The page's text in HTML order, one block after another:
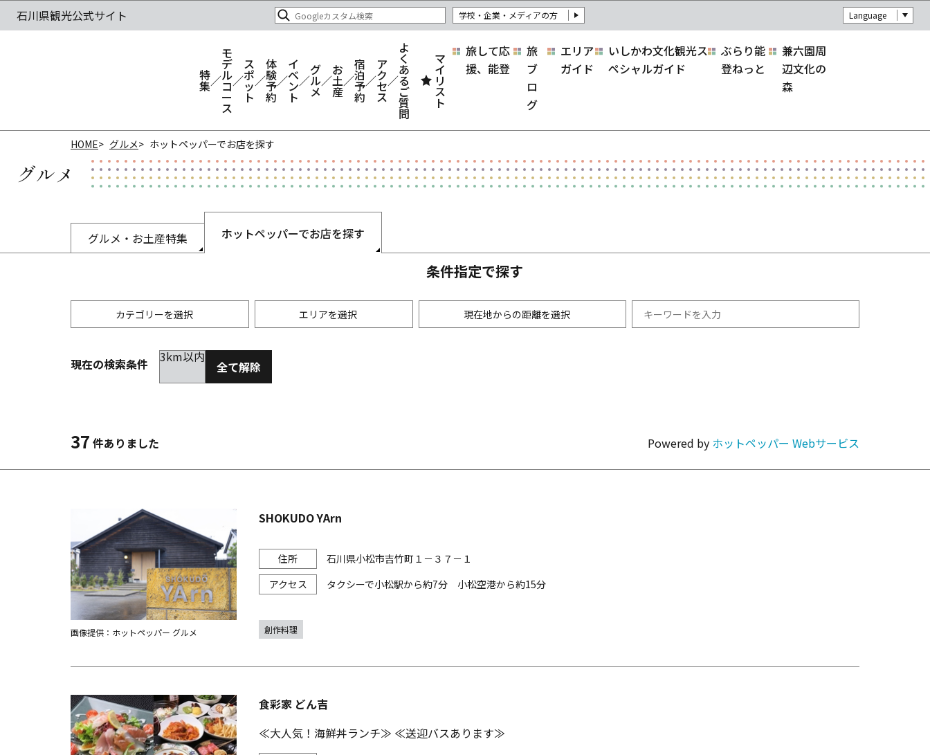
学校・企業・メディアの方 Language
特
集
モ
デ
ル
コ
ー
ス
ス
ポ
ッ
ト
体
験
予
約
イ
ベ
ン
ト
グ
ル
メ
お
土
産
宿
泊
予
約
ア
ク
セ
ス
よ
く
あ
る
ご
質
問
マ
イ
リ
ス
ト
旅して応
援、能登
旅
ブ
ロ
グ
エリア
ガイド
いしかわ文化観光ス
ペシャルガイド
ぶらり能
登ねっと
兼六園周
辺文化の
森
HOME グルメ ホットペッパーでお店を探す
グルメ
グルメ・お土産特集 ホットペッパーでお店を探す
条件指定で探す
カテゴリーを選択 エリアを選択 現在地からの距離を選択
居酒屋
韓国料理 カラオケ・パーティ
その他グルメ
金沢(片町･香林坊･にし茶屋周辺)
金沢市他・野々市・白山・内灘
未選択
現在の検索条件 3km以内
全て解除
37 件ありました Powered by ホットペッパー Webサービス
SHOKUDO YArn
石川県小松市吉竹町１－３７－１
タクシーで小松駅から約7分 小松空港から約15分
画像提供：ホットペッパー グルメ 創作料理
食彩家 どん吉
≪大人気！海鮮丼ランチ≫ ≪送迎バスあります≫